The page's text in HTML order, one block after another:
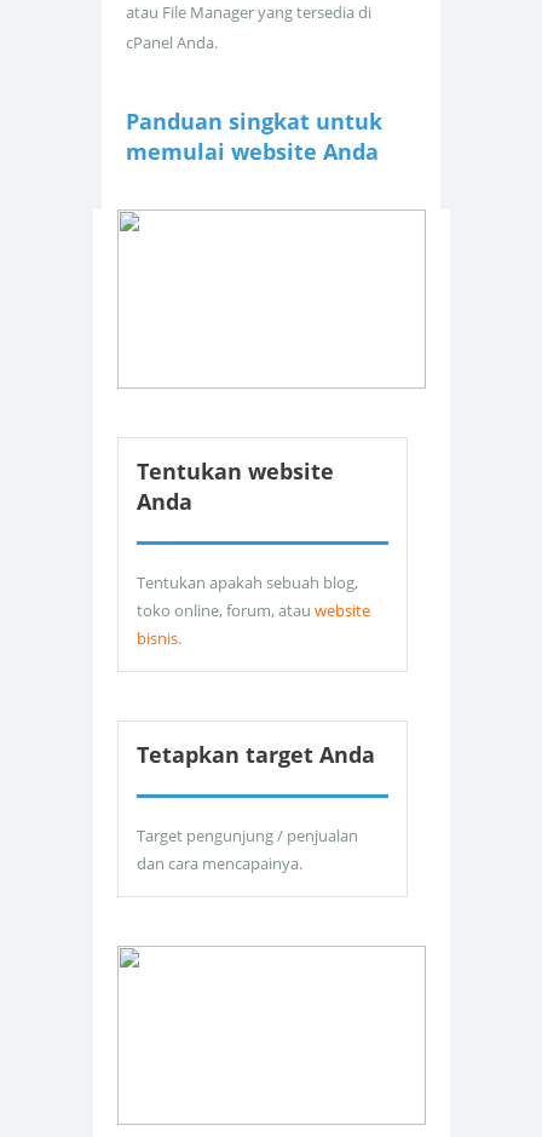
atau File Manager yang tersedia di
cPanel Anda.
Panduan singkat untuk
memulai website Anda
Tentukan website
Anda
Tentukan apakah sebuah blog,
toko online, forum, atau website
bisnis.
Tetapkan target Anda
Target pengunjung / penjualan
dan cara mencapainya.